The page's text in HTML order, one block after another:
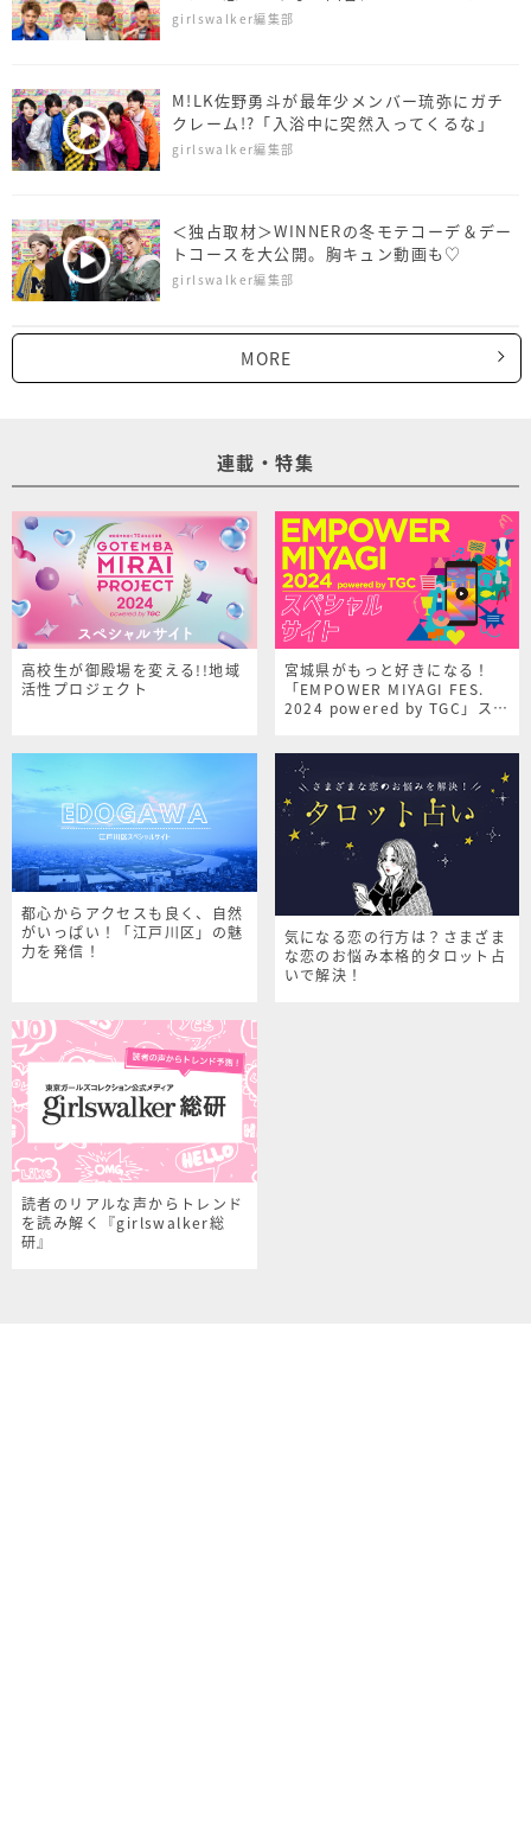
く
girlswalker編集部
M!LK佐野勇斗が最年少メンバー琉弥にガチ
クレーム!?「入浴中に突然入ってくるな」
girlswalker編集部
＜独占取材＞WINNERの冬モテコーデ＆デー
トコースを大公開。胸キュン動画も♡
girlswalker編集部
MORE
連載・特集
高校生が御殿場を変える!!地域
活性プロジェクト
宮城県がもっと好きになる！
「EMPOWER MIYAGI FES.
2024 powered by TGC」スペ
都心からアクセスも良く、自然
がいっぱい！「江戸川区」の魅
力を発信！
気になる恋の行方は？さまざま
な恋のお悩み本格的タロット占
いで解決！
読者のリアルな声からトレンド
を読み解く『girlswalker総
研』